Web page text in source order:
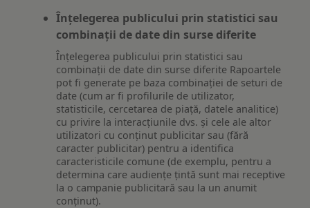
Înțelegerea publicului prin statistici sau
combinații de date din surse diferite
Înțelegerea publicului prin statistici sau
combinații de date din surse diferite Rapoartele
pot fi generate pe baza combinației de seturi de
date (cum ar fi profilurile de utilizator,
statisticile, cercetarea de piață, datele analitice)
cu privire la interacțiunile dvs. și cele ale altor
utilizatori cu conținut publicitar sau (fără
caracter publicitar) pentru a identifica
caracteristicile comune (de exemplu, pentru a
determina care audiențe țintă sunt mai receptive
la o campanie publicitară sau la un anumit
conținut).